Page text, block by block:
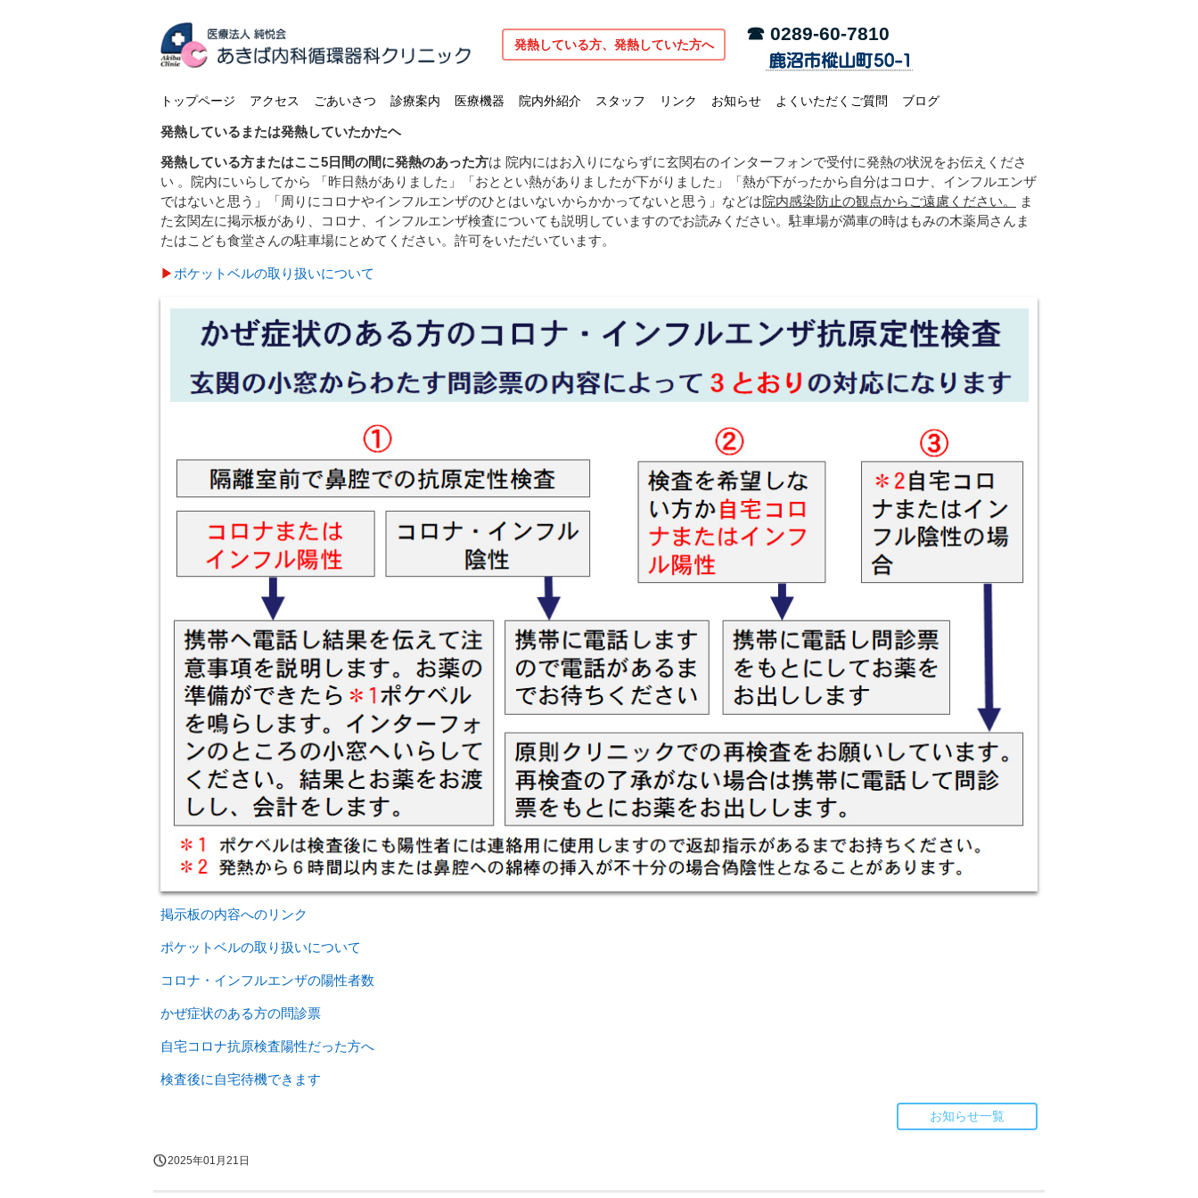
発熱している方、発熱していた方へ
☎ 0289-60-7810
トップページ アクセス ごあいさつ 診療案内 医療機器 院内外紹介 スタッフ リンク お知らせ よくいただくご質問 ブログ
発熱しているまたは発熱していたかたヘ
発熱している方またはここ5日間の間に発熱のあった方は 院内にはお入りにならずに玄関右のインターフォンで受付に発熱の状況をお伝えくださ
い 。院内にいらしてから 「昨日熱がありました」「おととい熱がありましたが下がりました」「熱が下がったから自分はコロナ、インフルエンザ
ではないと思う」「周りにコロナやインフルエンザのひとはいないからかかってないと思う」などは院内感染防止の観点からご遠慮ください。
ま
た玄関左に掲示板があり、コロナ、インフルエンザ検査についても説明していますのでお読みください。駐車場が満車の時はもみの木薬局さんま
たはこども食堂さんの駐車場にとめてください。許可をいただいています。
▶ポケットベルの取り扱いについて
掲示板の内容へのリンク
ポケットベルの取り扱いについて
コロナ・インフルエンザの陽性者数
かぜ症状のある方の問診票
自宅コロナ抗原検査陽性だった方へ
検査後に自宅待機できます
お知らせ一覧
2025年01月21日